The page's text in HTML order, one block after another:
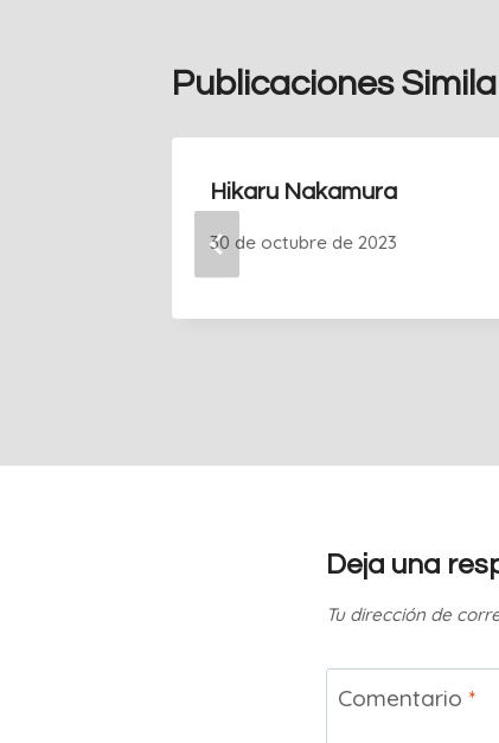
Publicaciones
Hikaru Nakamura
30 de octubre de 2023
Deja una
Tu dirección de
Comentario *